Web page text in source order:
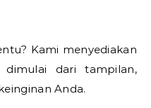
Kami menyediakan
dimulai dari tampilan,
Anda.